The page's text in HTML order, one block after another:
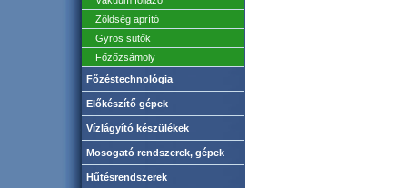
Zöldség aprító
Gyros sütők
Főzőzsámoly
Főzéstechnológia
Előkészítő gépek
Vízlágyító készülékek
Mosogató rendszerek, gépek
Hűtésrendszerek